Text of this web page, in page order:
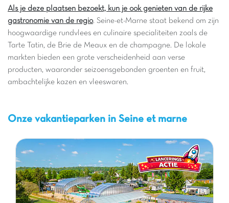
Als je deze plaatsen bezoekt, kun je ook genieten van de rijke
gastronomie van de regio. Seine-et-Marne staat bekend om zijn
hoogwaardige rundvlees en culinaire specialiteiten zoals de
Tarte Tatin, de Brie de Meaux en de champagne. De lokale
markten bieden een grote verscheidenheid aan verse
producten, waaronder seizoensgebonden groenten en fruit,
ambachtelijke kazen en vleeswaren.
Onze vakantieparken in Seine et marne